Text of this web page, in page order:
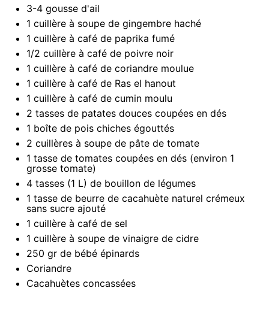
3-4 gousse d'ail
1 cuillère à soupe de gingembre haché
1 cuillère à café de paprika fumé
1/2 cuillère à café de poivre noir
1 cuillère à café de coriandre moulue
1 cuillère à café de Ras el hanout
1 cuillère à café de cumin moulu
2 tasses de patates douces coupées en dés
1 boîte de pois chiches égouttés
2 cuillères à soupe de pâte de tomate
1 tasse de tomates coupées en dés (environ 1
grosse tomate)
4 tasses (1 L) de bouillon de légumes
1 tasse de beurre de cacahuète naturel crémeux
sans sucre ajouté
1 cuillère à café de sel
1 cuillère à soupe de vinaigre de cidre
250 gr de bébé épinards
Coriandre
Cacahuètes concassées